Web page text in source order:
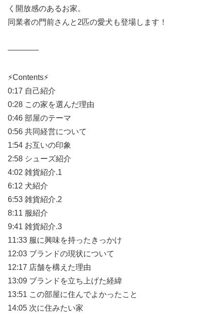
く開放感のあるお家。
同業者の門前さんと2匹の愛犬も登場します！
————
⚡Contents⚡
0:17 自己紹介
0:28 この家を選んだ理由
0:46 部屋のテーマ
0:56 共同経営について
1:54 お互いの印象
2:58 シューズ紹介
4:02 雑貨紹介.1
6:12 犬紹介
6:53 雑貨紹介.2
8:11 服紹介
9:41 雑貨紹介.3
11:33 服に興味を持ったきっかけ
12:03 ブランドの現状について
12:17 店舗を構えた理由
13:09 ブランドを立ち上げた経緯
13:51 この部屋に住んでよかったこと
14:05 次に住みたい家